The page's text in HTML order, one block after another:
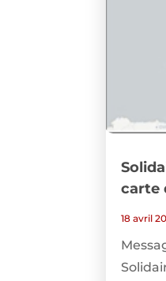
carte
18 avril